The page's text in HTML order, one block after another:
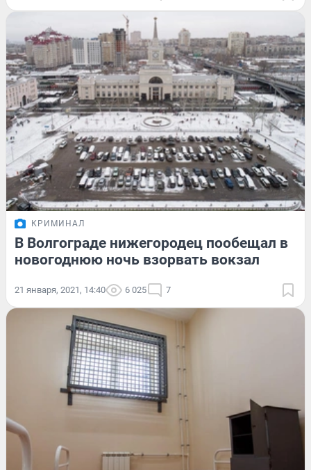
КРИМИНАЛ
В Волгограде нижегородец пообещал в
новогоднюю ночь взорвать вокзал
21 января, 2021, 14:40 6 025 7